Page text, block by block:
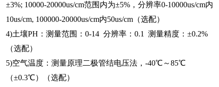
±3%; 10000-20000us/cm范围内为±5%，分辨率0-10000us/cm内
10us/cm, 100000-20000us/cm内50us/cm（选配）
4)土壤PH：测量范围：0-14 分辨率：0.1 测量精度：±0.2%
（选配）
5)空气温度：测量原理二极管结电压法，-40℃～85℃
（±0.3℃）（选配）